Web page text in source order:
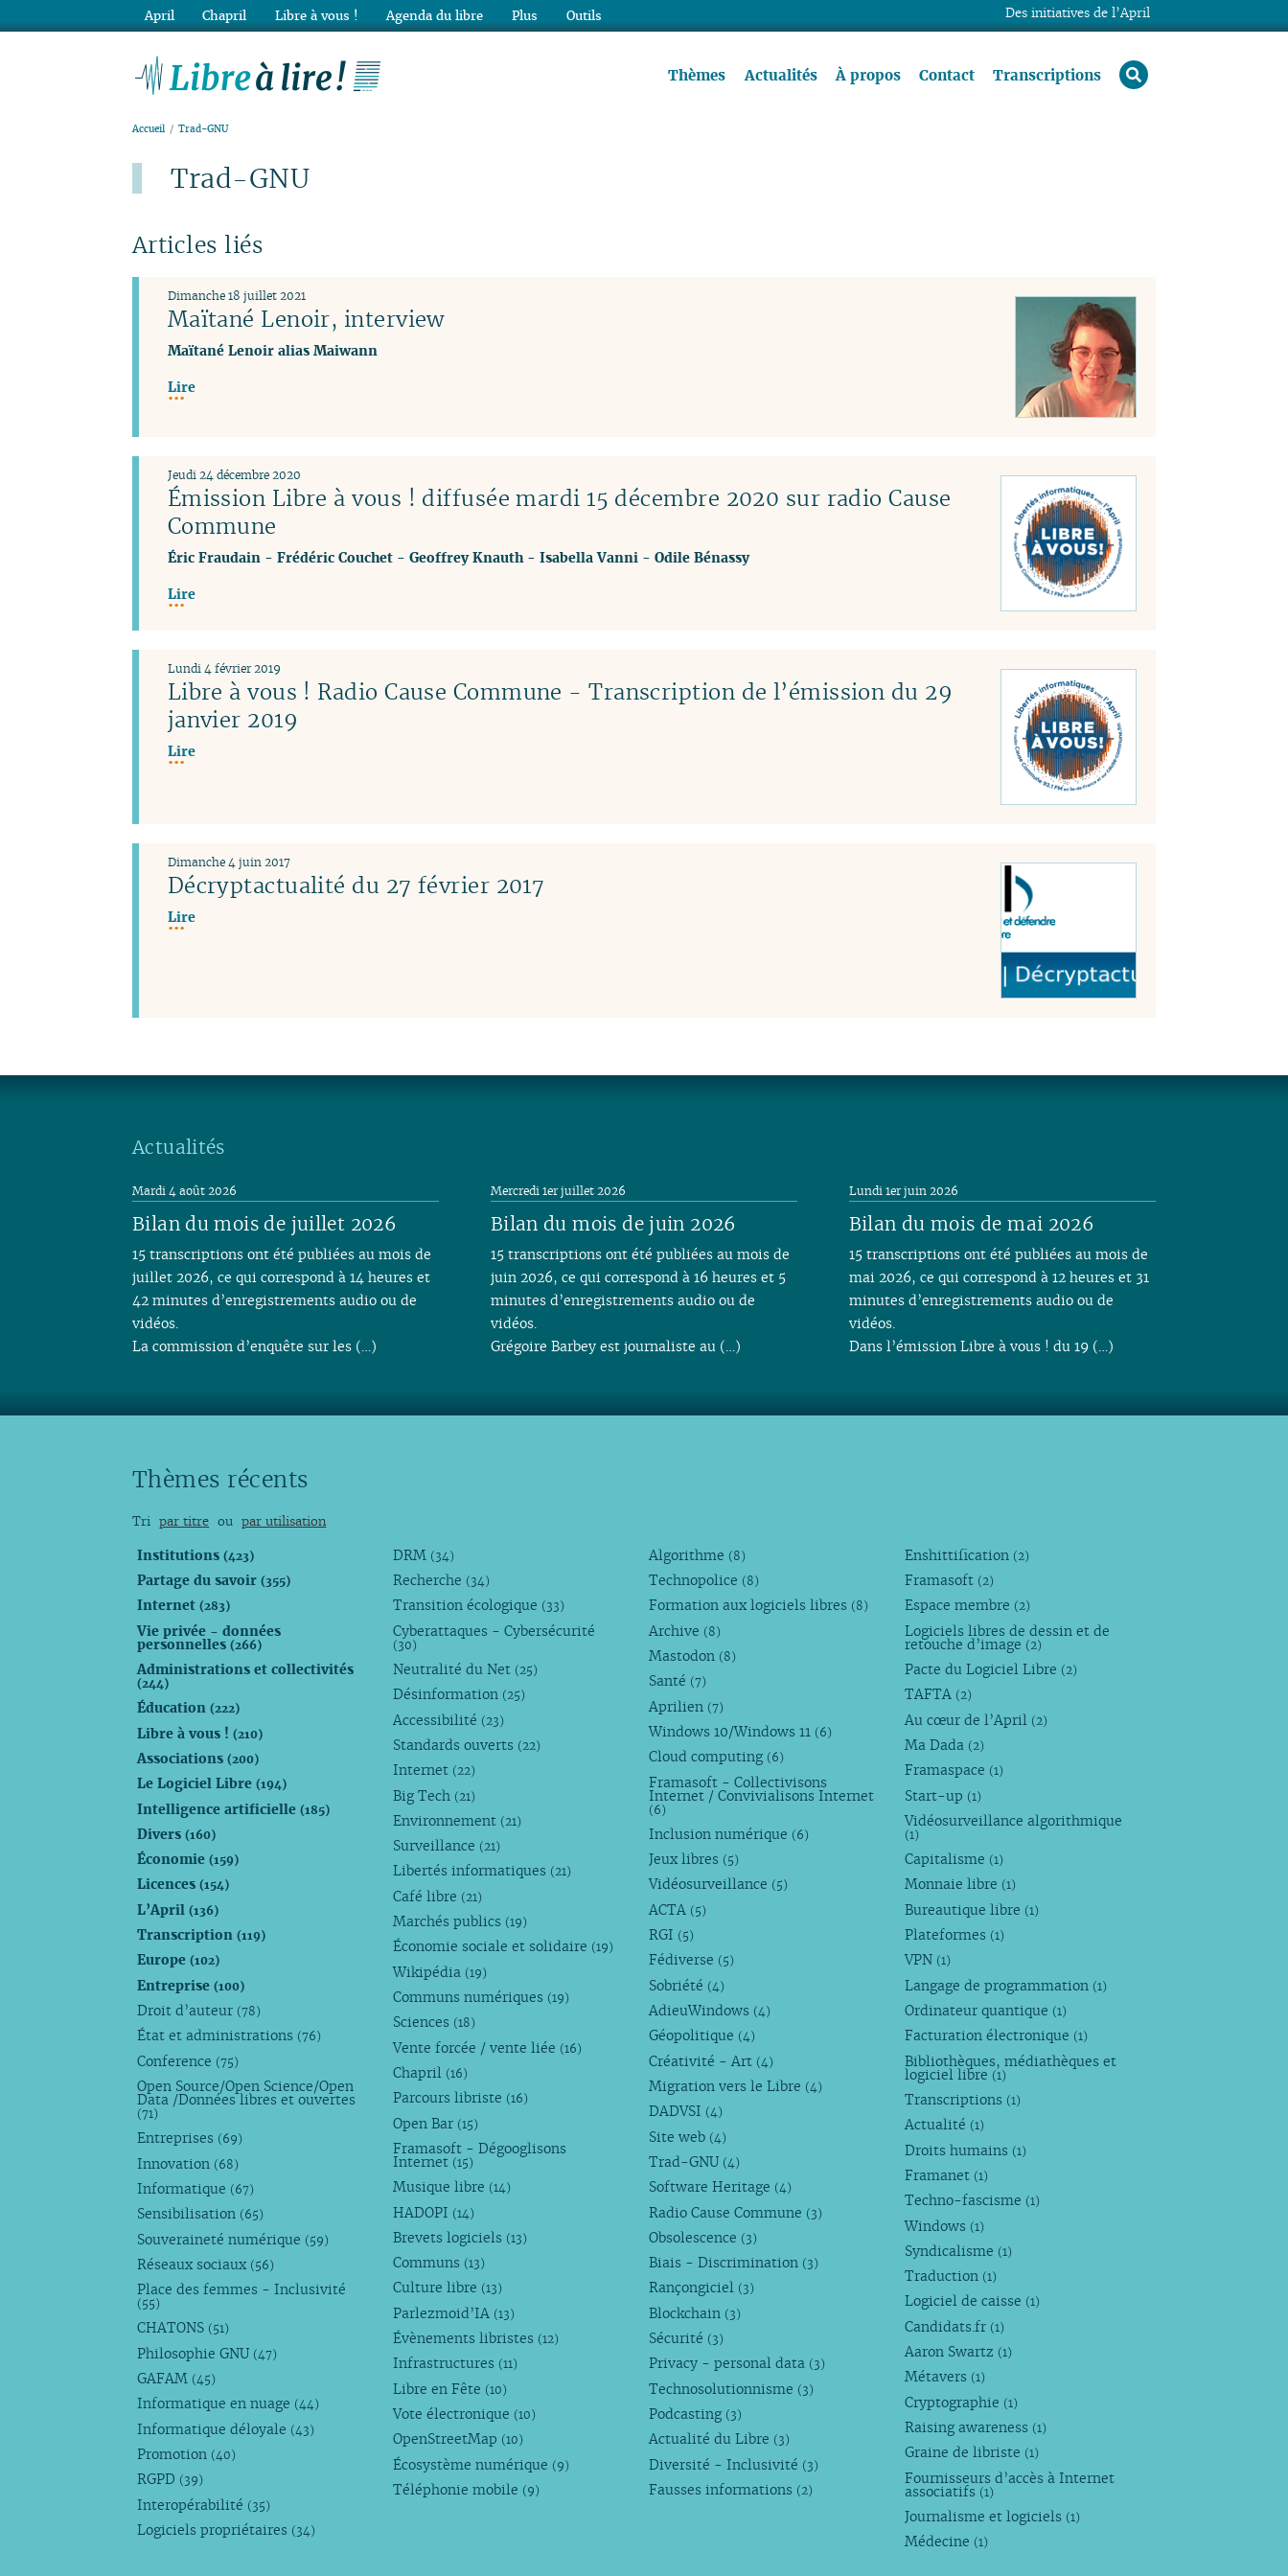
Thèmes Actualités À propos Contact Transcriptions rechercher
Accueil Trad-GNU
Trad-GNU
Articles liés
Maïtané Lenoir, interview
Dimanche 18 juillet 2021
Maïtané Lenoir alias Maiwann
Lire
Émission Libre à vous ! diffusée mardi 15 décembre 2020 sur radio Cause
Commune
Jeudi 24 décembre 2020
Éric Fraudain- Frédéric Couchet- Geoffrey Knauth- Isabella Vanni- Odile Bénassy
Lire
Libre à vous ! Radio Cause Commune - Transcription de l’émission du 29
janvier 2019
Lundi 4 février 2019
Lire
Décryptactualité du 27 février 2017
Dimanche 4 juin 2017
Lire
Actualités
Bilan du mois de juillet 2026
Mardi 4 août 2026
15 transcriptions ont été publiées au mois de
juillet 2026, ce qui correspond à 14 heures et
42 minutes d’enregistrements audio ou de
vidéos.
La commission d’enquête sur les (…)
Bilan du mois de juin 2026
Mercredi 1er juillet 2026
15 transcriptions ont été publiées au mois de
juin 2026, ce qui correspond à 16 heures et 5
minutes d’enregistrements audio ou de
vidéos.
Grégoire Barbey est journaliste au (…)
Bilan du mois de mai 2026
Lundi 1er juin 2026
15 transcriptions ont été publiées au mois de
mai 2026, ce qui correspond à 12 heures et 31
minutes d’enregistrements audio ou de
vidéos.
Dans l’émission Libre à vous ! du 19 (…)
Thèmes récents
Tri par titre ou par utilisation
Institutions(423)
Partage du savoir(355)
Internet(283)
Vie privée - données
personnelles(266)
Administrations et collectivités
(244)
Éducation(222)
Libre à vous !(210)
Associations(200)
Le Logiciel Libre(194)
Intelligence artificielle(185)
Divers(160)
Économie(159)
Licences(154)
L’April(136)
Transcription(119)
Europe(102)
Entreprise(100)
Droit d’auteur (78)
État et administrations (76)
Conference (75)
Open Source/Open Science/Open
Data /Données libres et ouvertes
(71)
Entreprises (69)
Innovation (68)
Informatique (67)
Sensibilisation (65)
Souveraineté numérique (59)
Réseaux sociaux (56)
Place des femmes - Inclusivité
(55)
CHATONS (51)
Philosophie GNU (47)
GAFAM (45)
Informatique en nuage (44)
Informatique déloyale (43)
Promotion (40)
RGPD (39)
Interopérabilité (35)
Logiciels propriétaires (34)
DRM (34)
Recherche (34)
Transition écologique (33)
Cyberattaques - Cybersécurité
(30)
Neutralité du Net (25)
Désinformation (25)
Accessibilité (23)
Standards ouverts (22)
Internet (22)
Big Tech (21)
Environnement (21)
Surveillance (21)
Libertés informatiques (21)
Café libre (21)
Marchés publics (19)
Économie sociale et solidaire (19)
Wikipédia (19)
Communs numériques (19)
Sciences (18)
Vente forcée / vente liée (16)
Chapril (16)
Parcours libriste (16)
Open Bar (15)
Framasoft - Dégooglisons
Internet (15)
Musique libre (14)
HADOPI (14)
Brevets logiciels (13)
Communs (13)
Culture libre (13)
Parlezmoid’IA (13)
Évènements libristes (12)
Infrastructures (11)
Libre en Fête (10)
Vote électronique (10)
OpenStreetMap (10)
Écosystème numérique (9)
Téléphonie mobile (9)
Algorithme (8)
Technopolice (8)
Formation aux logiciels libres (8)
Archive (8)
Mastodon (8)
Santé (7)
Aprilien (7)
Windows 10/Windows 11 (6)
Cloud computing (6)
Framasoft - Collectivisons
Internet / Convivialisons Internet
(6)
Inclusion numérique (6)
Jeux libres (5)
Vidéosurveillance (5)
ACTA (5)
RGI (5)
Fédiverse (5)
Sobriété (4)
AdieuWindows (4)
Géopolitique (4)
Créativité - Art (4)
Migration vers le Libre (4)
DADVSI (4)
Site web (4)
Trad-GNU (4)
Software Heritage (4)
Radio Cause Commune (3)
Obsolescence (3)
Biais - Discrimination (3)
Rançongiciel (3)
Blockchain (3)
Sécurité (3)
Privacy - personal data (3)
Technosolutionnisme (3)
Podcasting (3)
Actualité du Libre (3)
Diversité - Inclusivité (3)
Fausses informations (2)
Enshittification (2)
Framasoft (2)
Espace membre (2)
Logiciels libres de dessin et de
retouche d’image (2)
Pacte du Logiciel Libre (2)
TAFTA (2)
Au cœur de l’April (2)
Ma Dada (2)
Framaspace (1)
Start-up (1)
Vidéosurveillance algorithmique
(1)
Capitalisme (1)
Monnaie libre (1)
Bureautique libre (1)
Plateformes (1)
VPN (1)
Langage de programmation (1)
Ordinateur quantique (1)
Facturation électronique (1)
Bibliothèques, médiathèques et
logiciel libre (1)
Transcriptions (1)
Actualité (1)
Droits humains (1)
Framanet (1)
Techno-fascisme (1)
Windows (1)
Syndicalisme (1)
Traduction (1)
Logiciel de caisse (1)
Candidats.fr (1)
Aaron Swartz (1)
Métavers (1)
Cryptographie (1)
Raising awareness (1)
Graine de libriste (1)
Fournisseurs d’accès à Internet
associatifs (1)
Journalisme et logiciels (1)
Médecine (1)
Des initiatives de l’April
April Chapril Libre à vous ! Agenda du libre Plus Outils